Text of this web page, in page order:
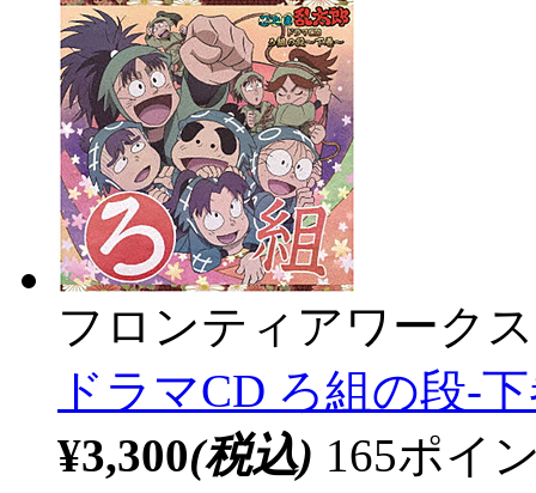
フロンティアワークス
ドラマCD ろ組の段-
¥3,300(税込) 165ポイ